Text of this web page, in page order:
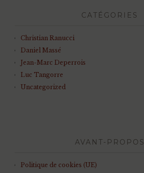
CATÉGORIES
Christian Ranucci
Daniel Massé
Jean-Marc Deperrois
Luc Tangorre
Uncategorized
AVANT-PROPOS
Politique de cookies (UE)